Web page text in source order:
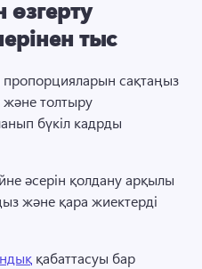
тыс
пропорцияларын сақтаңыз
және толтыру
бүкіл кадрды
әсерін қолдану арқылы
және қара жиектерді
қабаттасуы бар